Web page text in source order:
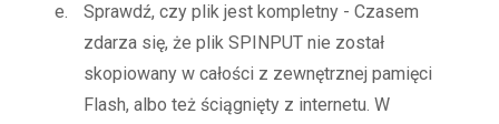
Sprawdź, czy plik jest kompletny - Czasem
zdarza się, że plik SPINPUT nie został
skopiowany w całości z zewnętrznej pamięci
Flash, albo też ściągnięty z internetu. W